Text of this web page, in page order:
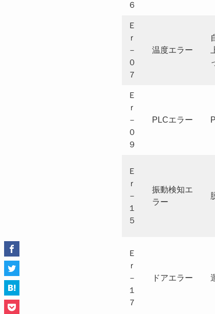
６
Ｅ
ｒ
－
０
７
温度エラー
Ｅ
ｒ
－
０
９
PLCエラー
Ｅ
ｒ
－
１
５
振動検知エ
ラー
Ｅ
ｒ
－
１
７
ドアエラー